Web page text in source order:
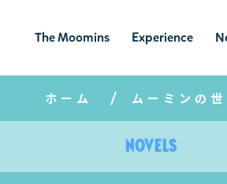
The Moomins
ムーミンの
世界
Experience
ムーミンの世
界を楽しむ
ホーム ムーミンの世
Novels
小説